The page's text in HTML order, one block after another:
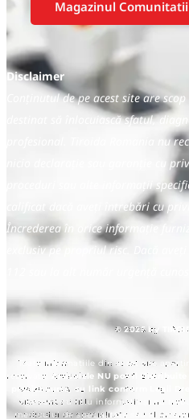
Magazinul Comunitatii
Disclaimer
Conținutul de pe acest site are
destinat să înlocuiască sfatul,
profesional. Tiroida Romania nu
nicio declarație sau garanție cu
proceduri sau alte informații
calificat dacă aveți întrebări cu
Încrederea în orice informație
exclusiv pe propriul risc. Dacă
© 2025 by
Toate informațiile din acest site
rezervate. Articolele NU pot fi distribuite
preciza sursa, cu link conform Legii
site sunt cu titlu informativ și nu
medicului de specialitate sau al